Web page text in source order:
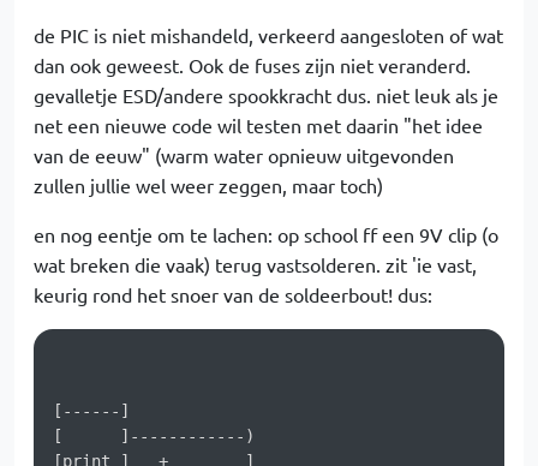
de PIC is niet mishandeld, verkeerd aangesloten of wat
dan ook geweest. Ook de fuses zijn niet veranderd.
gevalletje ESD/andere spookkracht dus. niet leuk als je
net een nieuwe code wil testen met daarin "het idee
van de eeuw" (warm water opnieuw uitgevonden
zullen jullie wel weer zeggen, maar toch)
en nog eentje om te lachen: op school ff een 9V clip (o
wat breken die vaak) terug vastsolderen. zit 'ie vast,
keurig rond het snoer van de soldeerbout! dus:
[------]
[      ]------------)
[print ]   +        ]